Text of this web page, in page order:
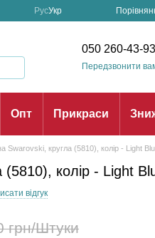
РусУкр
050 260-43-93
Передзвонити
Опт Прикраси
Swarovski, кругла (5810), колір - Light
(5810), колір - Light
відгук
грн/Штуки